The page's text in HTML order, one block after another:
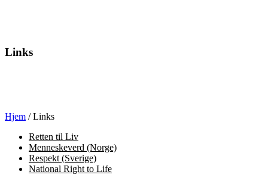
Links
Hjem /Links
Retten til Liv
Menneskeverd (Norge)
Respekt (Sverige)
National Right to Life